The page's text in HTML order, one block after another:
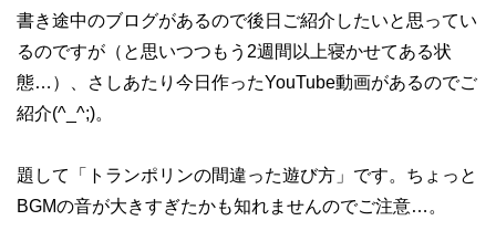
書き途中のブログがあるので後日ご紹介したいと思ってい
るのですが（と思いつつもう2週間以上寝かせてある状
態…）、さしあたり今日作ったYouTube動画があるのでご
紹介(^_^;)。
題して「トランポリンの間違った遊び方」です。ちょっと
BGMの音が大きすぎたかも知れませんのでご注意…。